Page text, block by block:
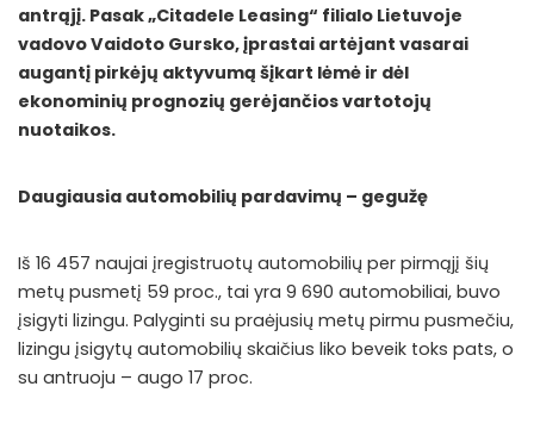
antrąjį. Pasak „Citadele Leasing“ filialo Lietuvoje
vadovo Vaidoto Gursko, įprastai artėjant vasarai
augantį pirkėjų aktyvumą šįkart lėmė ir dėl
ekonominių prognozių gerėjančios vartotojų
nuotaikos.
Daugiausia automobilių pardavimų – gegužę
Iš 16 457 naujai įregistruotų automobilių per pirmąjį šių
metų pusmetį 59 proc., tai yra 9 690 automobiliai, buvo
įsigyti lizingu. Palyginti su praėjusių metų pirmu pusmečiu,
lizingu įsigytų automobilių skaičius liko beveik toks pats, o
su antruoju – augo 17 proc.